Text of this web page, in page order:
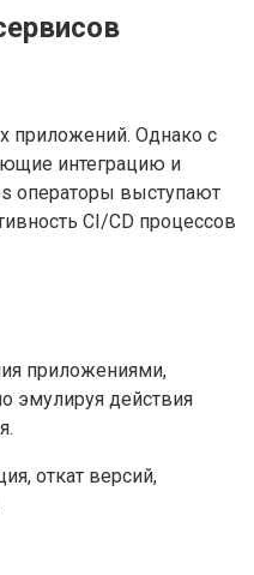
приложений. Однако с
интеграцию и
операторы выступают
CI/CD процессов
приложениями,
эмулируя действия
откат версий,